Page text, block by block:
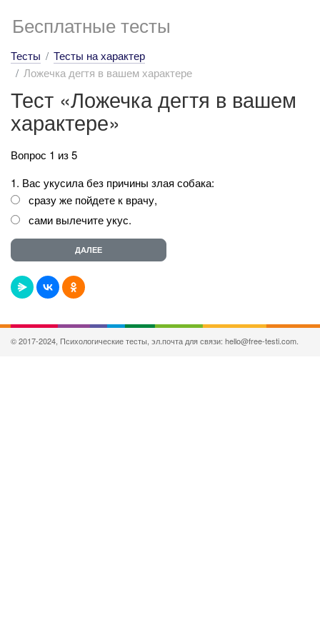
Бесплатные тесты
Тесты
Тесты на характер
Ложечка дегтя в вашем характере
Тест «Ложечка дегтя в вашем
характере»
Вопрос 1 из 5
1. Вас укусила без причины злая собака:
сразу же пойдете к врачу,
сами вылечите укус.
© 2017-2024, Психологические тесты, эл.почта для связи: hello@free-testi.com.